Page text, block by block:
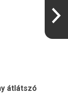
átlátszó